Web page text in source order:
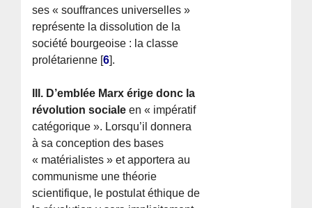
ses « souffrances universelles »
représente la dissolution de la
société bourgeoise : la classe
prolétarienne [6].
III. D’emblée Marx érige donc la
révolution sociale en « impératif
catégorique ». Lorsqu’il donnera
à sa conception des bases
« matérialistes » et apportera au
communisme une théorie
scientifique, le postulat éthique de